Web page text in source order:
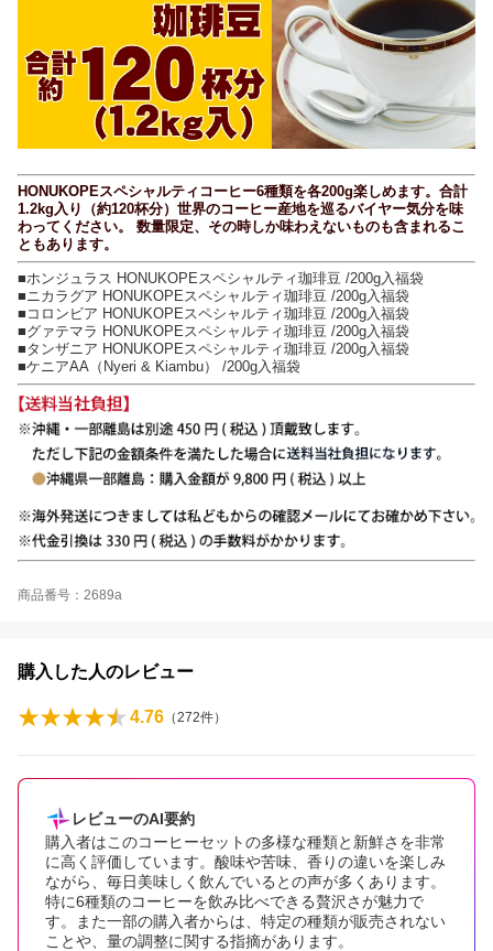
HONUKOPEスペシャルティコーヒー6種類を各200g楽しめます。合計
1.2kg入り（約120杯分）世界のコーヒー産地を巡るバイヤー気分を味
わってください。 数量限定、その時しか味わえないものも含まれるこ
ともあります。
■ホンジュラス HONUKOPEスペシャルティ珈琲豆 /200g入福袋
■ニカラグア HONUKOPEスペシャルティ珈琲豆 /200g入福袋
■コロンビア HONUKOPEスペシャルティ珈琲豆 /200g入福袋
■グァテマラ HONUKOPEスペシャルティ珈琲豆 /200g入福袋
■タンザニア HONUKOPEスペシャルティ珈琲豆 /200g入福袋
■ケニアAA（Nyeri & Kiambu） /200g入福袋
商品番号：2689a
購入した人のレビュー
4.76 （272件）
レビューのAI要約
購入者はこのコーヒーセットの多様な種類と新鮮さを非常
に高く評価しています。酸味や苦味、香りの違いを楽しみ
ながら、毎日美味しく飲んでいるとの声が多くあります。
特に6種類のコーヒーを飲み比べできる贅沢さが魅力で
す。また一部の購入者からは、特定の種類が販売されない
ことや、量の調整に関する指摘があります。